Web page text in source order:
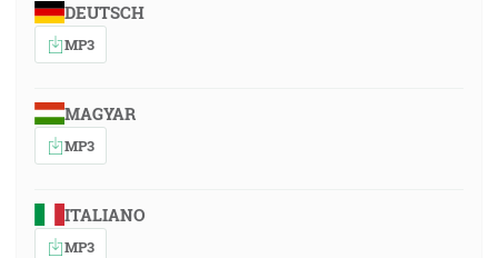
DEUTSCH
MP3
MAGYAR
MP3
ITALIANO
MP3